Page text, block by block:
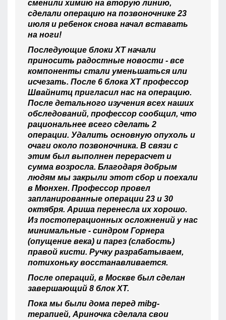
сменили химию на вторую линию,
сделали операцию на позвоночнике 23
июля и ребенок снова начал вставать
на ноги!
Последующие блоки ХТ начали
приносить радостные новости - все
компоненты стали уменьшаться или
исчезать. После 6 блока ХТ профессор
Швайнитц пригласил нас на операцию.
После детального изучения всех наших
обследований, профессор сообщил, что
рациональнее всего сделать 2
операции. Удалить основную опухоль и
очаги около позвоночника. В связи с
этим был выполнен перерасчет и
сумма возросла. Благодаря добрым
людям мы закрыли этот сбор и поехали
в Мюнхен. Профессор провел
запланированные операции 23 и 30
октября. Ариша перенесла их хорошо.
Из постоперационных осложнений у нас
минимальные - синдром Горнера
(опущение века) и парез (слабость)
правой кисти. Ручку разрабатываем,
потихоньку восстанавливается.
После операций, в Москве был сделан
завершающий 8 блок ХТ.
Пока мы были дома перед mibg-
терапией, Ариночка сделала свои